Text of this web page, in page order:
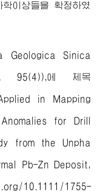
이상들을 확정하였
Geologica Sinica
95(4)),에 제목
in Mapping
for Drill
from the Unpha
Pb-Zn Deposit,
10.1111/1755-